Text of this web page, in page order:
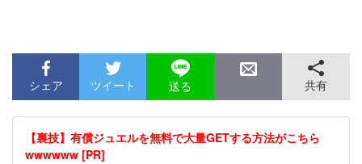
シェア ツイート 送る 共有
【裏技】有償ジュエルを無料で大量GETする方法がこちら
wwwwww [PR]